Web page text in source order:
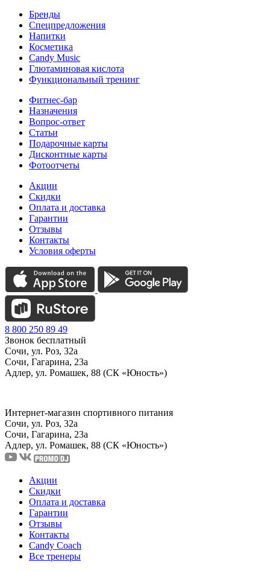
Бренды
Спецпредложения
Напитки
Косметика
Candy Music
Глютаминовая кислота
Функциональный тренинг
Фитнес-бар
Назначения
Вопрос-ответ
Статьи
Подарочные карты
Дисконтные карты
Фотоотчеты
Акции
Скидки
Оплата и доставка
Гарантии
Отзывы
Контакты
Условия оферты
8 800 250 89 49
Звонок бесплатный
Сочи, ул. Роз, 32а
Сочи, Гагарина, 23а
Адлер, ул. Ромашек, 88 (СК «Юность»)
Интернет-магазин спортивного питания
Сочи, ул. Роз, 32а
Сочи, Гагарина, 23а
Адлер, ул. Ромашек, 88 (СК «Юность»)
Акции
Скидки
Оплата и доставка
Гарантии
Отзывы
Контакты
Candy Coach
Все тренеры